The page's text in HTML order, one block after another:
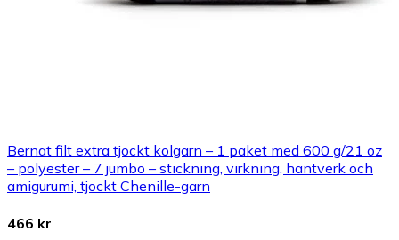
Bernat filt extra tjockt kolgarn – 1 paket med 600 g/21 oz
– polyester – 7 jumbo – stickning, virkning, hantverk och
amigurumi, tjockt Chenille-garn
466 kr